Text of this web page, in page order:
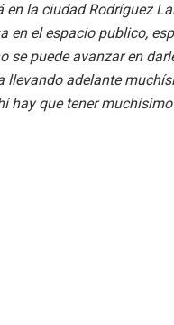
la ciudad Rodríguez
en el espacio publico,
se puede avanzar en
llevando adelante
hay que tener